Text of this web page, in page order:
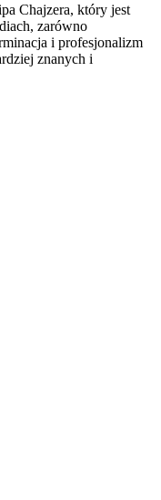
Chajzera, który jest
zarówno
i profesjonalizm
znanych i